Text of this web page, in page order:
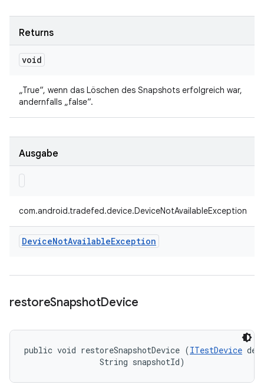
Returns
void
„True“, wenn das Löschen des Snapshots erfolgreich war,
andernfalls „false“.
Ausgabe
com.android.tradefed.device.DeviceNotAvailableException
DeviceNotAvailableException
restoreSnapshotDevice
public void restoreSnapshotDevice (ITestDevice
                String snapshotId)